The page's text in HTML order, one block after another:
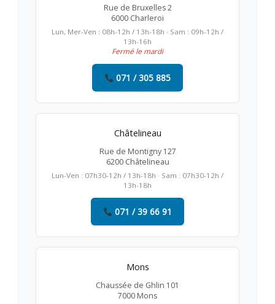
Rue de Bruxelles 2
6000 Charleroi
Lun, Mer-Ven : 08h-12h / 13h-18h · Sam : 09h-12h /
13h-16h
Fermé le mardi
071 / 305 885
Châtelineau
Rue de Montigny 127
6200 Châtelineau
Lun-Ven : 07h30-12h / 13h-18h · Sam : 07h30-12h /
13h-18h
071 / 39 66 91
Mons
Chaussée de Ghlin 101
7000 Mons